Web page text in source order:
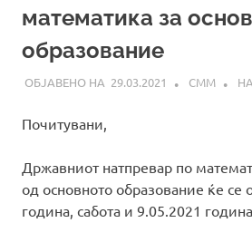
математика за
образование
29.03.2021 СММ
Почитувани,
Државниот натпревар по
од основното образование ќе се
година, сабота и 9.05.2021